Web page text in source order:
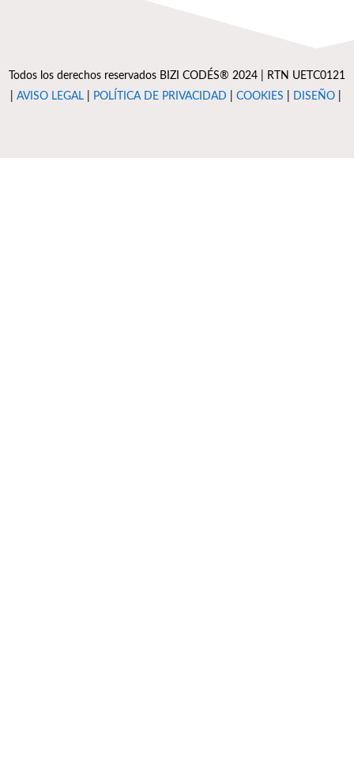
Todos los derechos reservados BIZI CODÉS® 2024 | RTN UETC0121
AVISO LEGAL| POLÍTICA DE PRIVACIDAD COOKIES DISEÑO|